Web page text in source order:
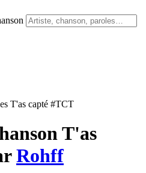
T'as capté #TCT
T'as
Rohff